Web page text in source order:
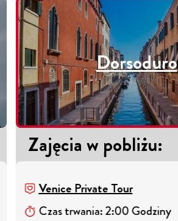
Dorsoduro
Zajęcia w pobliżu:
Venice Private Tour
Czas trwania:2:00Godziny